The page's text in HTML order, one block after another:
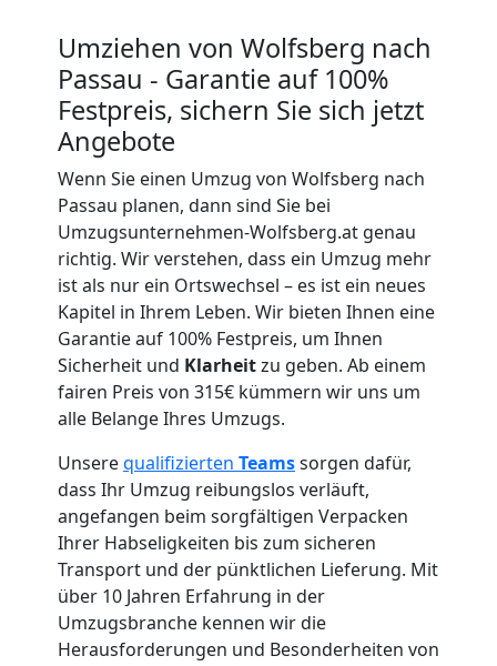
Umziehen von Wolfsberg nach
Passau - Garantie auf 100%
Festpreis, sichern Sie sich jetzt
Angebote
Wenn Sie einen Umzug von Wolfsberg nach
Passau planen, dann sind Sie bei
Umzugsunternehmen-Wolfsberg.at genau
richtig. Wir verstehen, dass ein Umzug mehr
ist als nur ein Ortswechsel – es ist ein neues
Kapitel in Ihrem Leben. Wir bieten Ihnen eine
Garantie auf 100% Festpreis, um Ihnen
Sicherheit und Klarheitzu geben. Ab einem
fairen Preis von 315€ kümmern wir uns um
alle Belange Ihres Umzugs.
Unserequalifizierten Teamssorgen dafür,
dass Ihr Umzug reibungslos verläuft,
angefangen beim sorgfältigen Verpacken
Ihrer Habseligkeiten bis zum sicheren
Transport und der pünktlichen Lieferung. Mit
über 10 Jahren Erfahrung in der
Umzugsbranche kennen wir die
Herausforderungen und Besonderheiten von
Wolfsberg
Umzug
für
Senioren
Wolfsberg
Fernumzug
Wolfsberg